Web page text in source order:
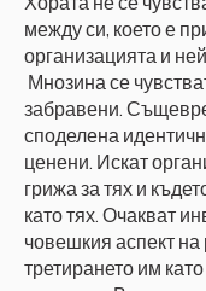
между си, което е
организацията и
Мнозина се
забравени.
споделена
ценени. Искат
грижа за тях и
като тях. Очакват
човешкия аспект на
третирането им